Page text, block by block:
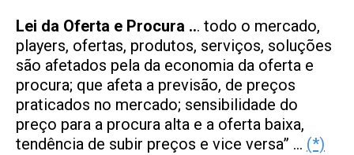
Lei da Oferta e Procura ... todo o mercado,
players, ofertas, produtos, serviços, soluções
são afetados pela da economia da oferta e
procura; que afeta a previsão, de preços
praticados no mercado; sensibilidade do
preço para a procura alta e a oferta baixa,
tendência de subir preços e vice versa” … (*)